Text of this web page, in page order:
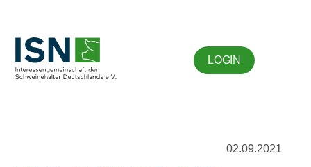
LOGIN
02.09.2021